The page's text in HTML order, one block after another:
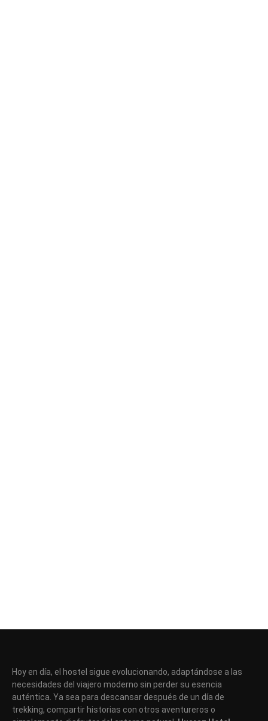
Hoy en día, el hostel sigue evolucionando, adaptándose a las
necesidades del viajero moderno sin perder su esencia
auténtica. Ya sea para descansar después de un día de
trekking, compartir historias con otros aventureros o